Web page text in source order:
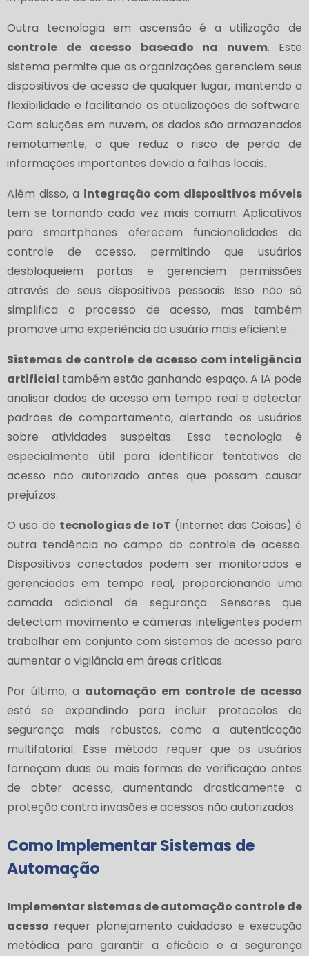
Outra tecnologia em ascensão é a utilização de
controle de acesso baseado na nuvem. Este
sistema permite que as organizações gerenciem seus
dispositivos de acesso de qualquer lugar, mantendo a
flexibilidade e facilitando as atualizações de software.
Com soluções em nuvem, os dados são armazenados
remotamente, o que reduz o risco de perda de
informações importantes devido a falhas locais.
Além disso, a integração com dispositivos móveis
tem se tornando cada vez mais comum. Aplicativos
para smartphones oferecem funcionalidades de
controle de acesso, permitindo que usuários
desbloqueiem portas e gerenciem permissões
através de seus dispositivos pessoais. Isso não só
simplifica o processo de acesso, mas também
promove uma experiência do usuário mais eficiente.
Sistemas de controle de acesso com inteligência
artificial também estão ganhando espaço. A IA pode
analisar dados de acesso em tempo real e detectar
padrões de comportamento, alertando os usuários
sobre atividades suspeitas. Essa tecnologia é
especialmente útil para identificar tentativas de
acesso não autorizado antes que possam causar
prejuízos.
O uso de tecnologias de IoT (Internet das Coisas) é
outra tendência no campo do controle de acesso.
Dispositivos conectados podem ser monitorados e
gerenciados em tempo real, proporcionando uma
camada adicional de segurança. Sensores que
detectam movimento e câmeras inteligentes podem
trabalhar em conjunto com sistemas de acesso para
aumentar a vigilância em áreas críticas.
Por último, a automação em controle de acesso
está se expandindo para incluir protocolos de
segurança mais robustos, como a autenticação
multifatorial. Esse método requer que os usuários
forneçam duas ou mais formas de verificação antes
de obter acesso, aumentando drasticamente a
proteção contra invasões e acessos não autorizados.
Como Implementar Sistemas de
Automação
Implementar sistemas de automação controle de
acesso requer planejamento cuidadoso e execução
metódica para garantir a eficácia e a segurança